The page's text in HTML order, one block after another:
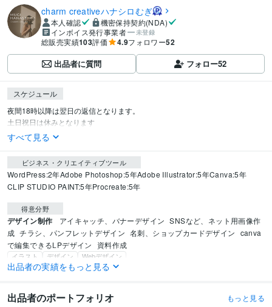
charm creativeハナシロむぎ
本人確認
機密保持契約(NDA)
インボイス発行事業者
未登録
総販売実績103評価 4.9フォロワー52
出品者に質問 フォロー52
スケジュール
夜間18時以降は翌日の返信となります。
土日祝日は休みとなります
すべて見る
ビジネス・クリエイティブツール
WordPress:2年Adobe Photoshop:5年Adobe Illustrator:5年Canva:5年
CLIP STUDIO PAINT:5年Procreate:5年
得意分野
デザイン制作 アイキャッチ、バナーデザイン SNSなど、ネット用画像作
成 チラシ、パンフレットデザイン 名刺、ショップカードデザイン canva
で編集できるLPデザイン
資料作成
イラスト デザイン Webデザイン
出品者の実績をもっと見る
出品者のポートフォリオ もっと見る